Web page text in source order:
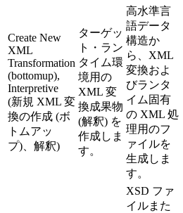
Create New
XML
Transformation
(bottomup),
Interpretive
(新規 XML 変
換の作成 (ボ
トムアッ
プ)、解釈)
ターゲッ
ト・ラン
タイム環
境用の
XML 変
換成果物
(解釈) を
作成しま
す。
高水準言
語データ
構造か
ら、XML
変換およ
びランタ
イム固有
の XML 処
理用のフ
ァイルを
生成しま
す。
XSD ファ
イルまた